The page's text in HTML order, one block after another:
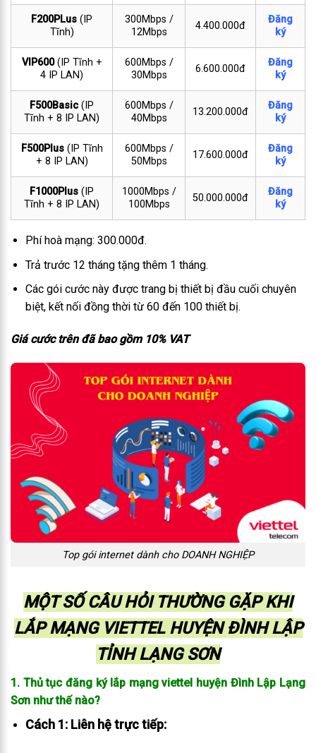
F200PLus (IP
Tĩnh)
300Mbps /
12Mbps
4.400.000đ
Đăng
ký
VIP600(IP Tĩnh +
4 IP LAN)
600Mbps /
30Mbps
6.600.000đ
Đăng
ký
F500Basic (IP
Tĩnh + 8 IP LAN)
600Mbps /
40Mbps
13.200.000đ
Đăng
ký
F500Plus(IP Tĩnh
+ 8 IP LAN)
600Mbps /
50Mbps
17.600.000đ
Đăng
ký
F1000Plus (IP
Tĩnh + 8 IP LAN)
1000Mbps /
100Mbps
50.000.000đ
Đăng
ký
Phí hoà mạng: 300.000đ.
Trả trước 12 tháng tặng thêm 1 tháng.
Các gói cước này được trang bị thiết bị đầu cuối chuyên
biệt, kết nối đồng thời từ 60 đến 100 thiết bị.
Giá cước trên đã bao gồm 10% VAT
Top gói internet dành cho DOANH NGHIỆP
MỘT SỐ CÂU HỎI THƯỜNG GẶP KHI
LẮP MẠNG VIETTEL HUYỆN ĐÌNH LẬP
TỈNH LẠNG SƠN
1. Thủ tục đăng ký lắp mạng viettel huyện Đình Lập Lạng
Sơn như thế nào?
Cách 1: Liên hệ trực tiếp: